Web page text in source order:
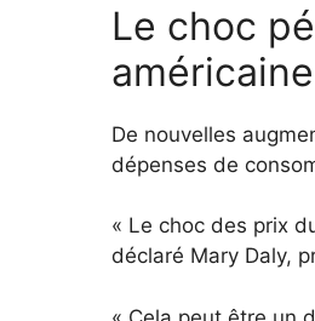
Le choc
américaine
De nouvelles
dépenses de
« Le choc des prix
déclaré Mary Daly,